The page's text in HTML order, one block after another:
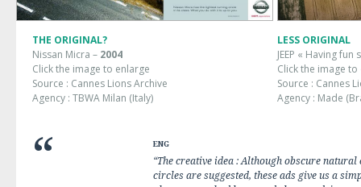
THE ORIGINAL?
Nissan Micra – 2004
Click the image to enlarge
Source : Cannes Lions Archive
Agency : TBWA Milan (Italy)
LESS ORIGINAL
JEEP « Having fun
Click the image
Source : Cannes
Agency : Made
ENG
“The creative idea : Although obscure
circles are suggested, these ads give us a